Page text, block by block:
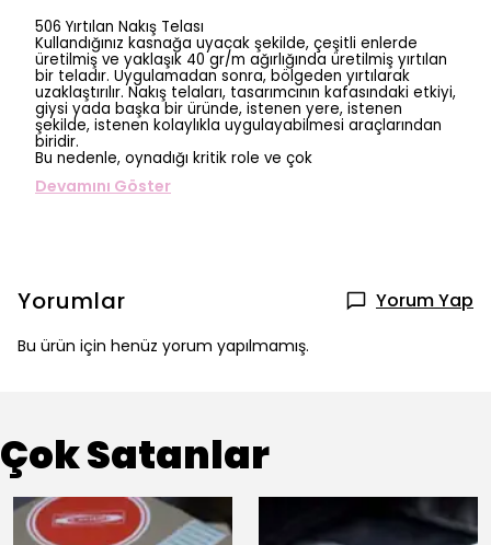
506 Yırtılan Nakış Telası
Kullandığınız kasnağa uyacak şekilde, çeşitli enlerde
üretilmiş ve yaklaşık 40 gr/m ağırlığında üretilmiş yırtılan
bir teladır. Uygulamadan sonra, bölgeden yırtılarak
uzaklaştırılır. Nakış telaları, tasarımcının kafasındaki etkiyi,
giysi yada başka bir üründe, istenen yere, istenen
şekilde, istenen kolaylıkla uygulayabilmesi araçlarından
biridir.
Bu nedenle, oynadığı kritik role ve çok
Devamını Göster
Yorumlar Yorum Yap
Bu ürün için henüz yorum yapılmamış.
Çok Satanlar